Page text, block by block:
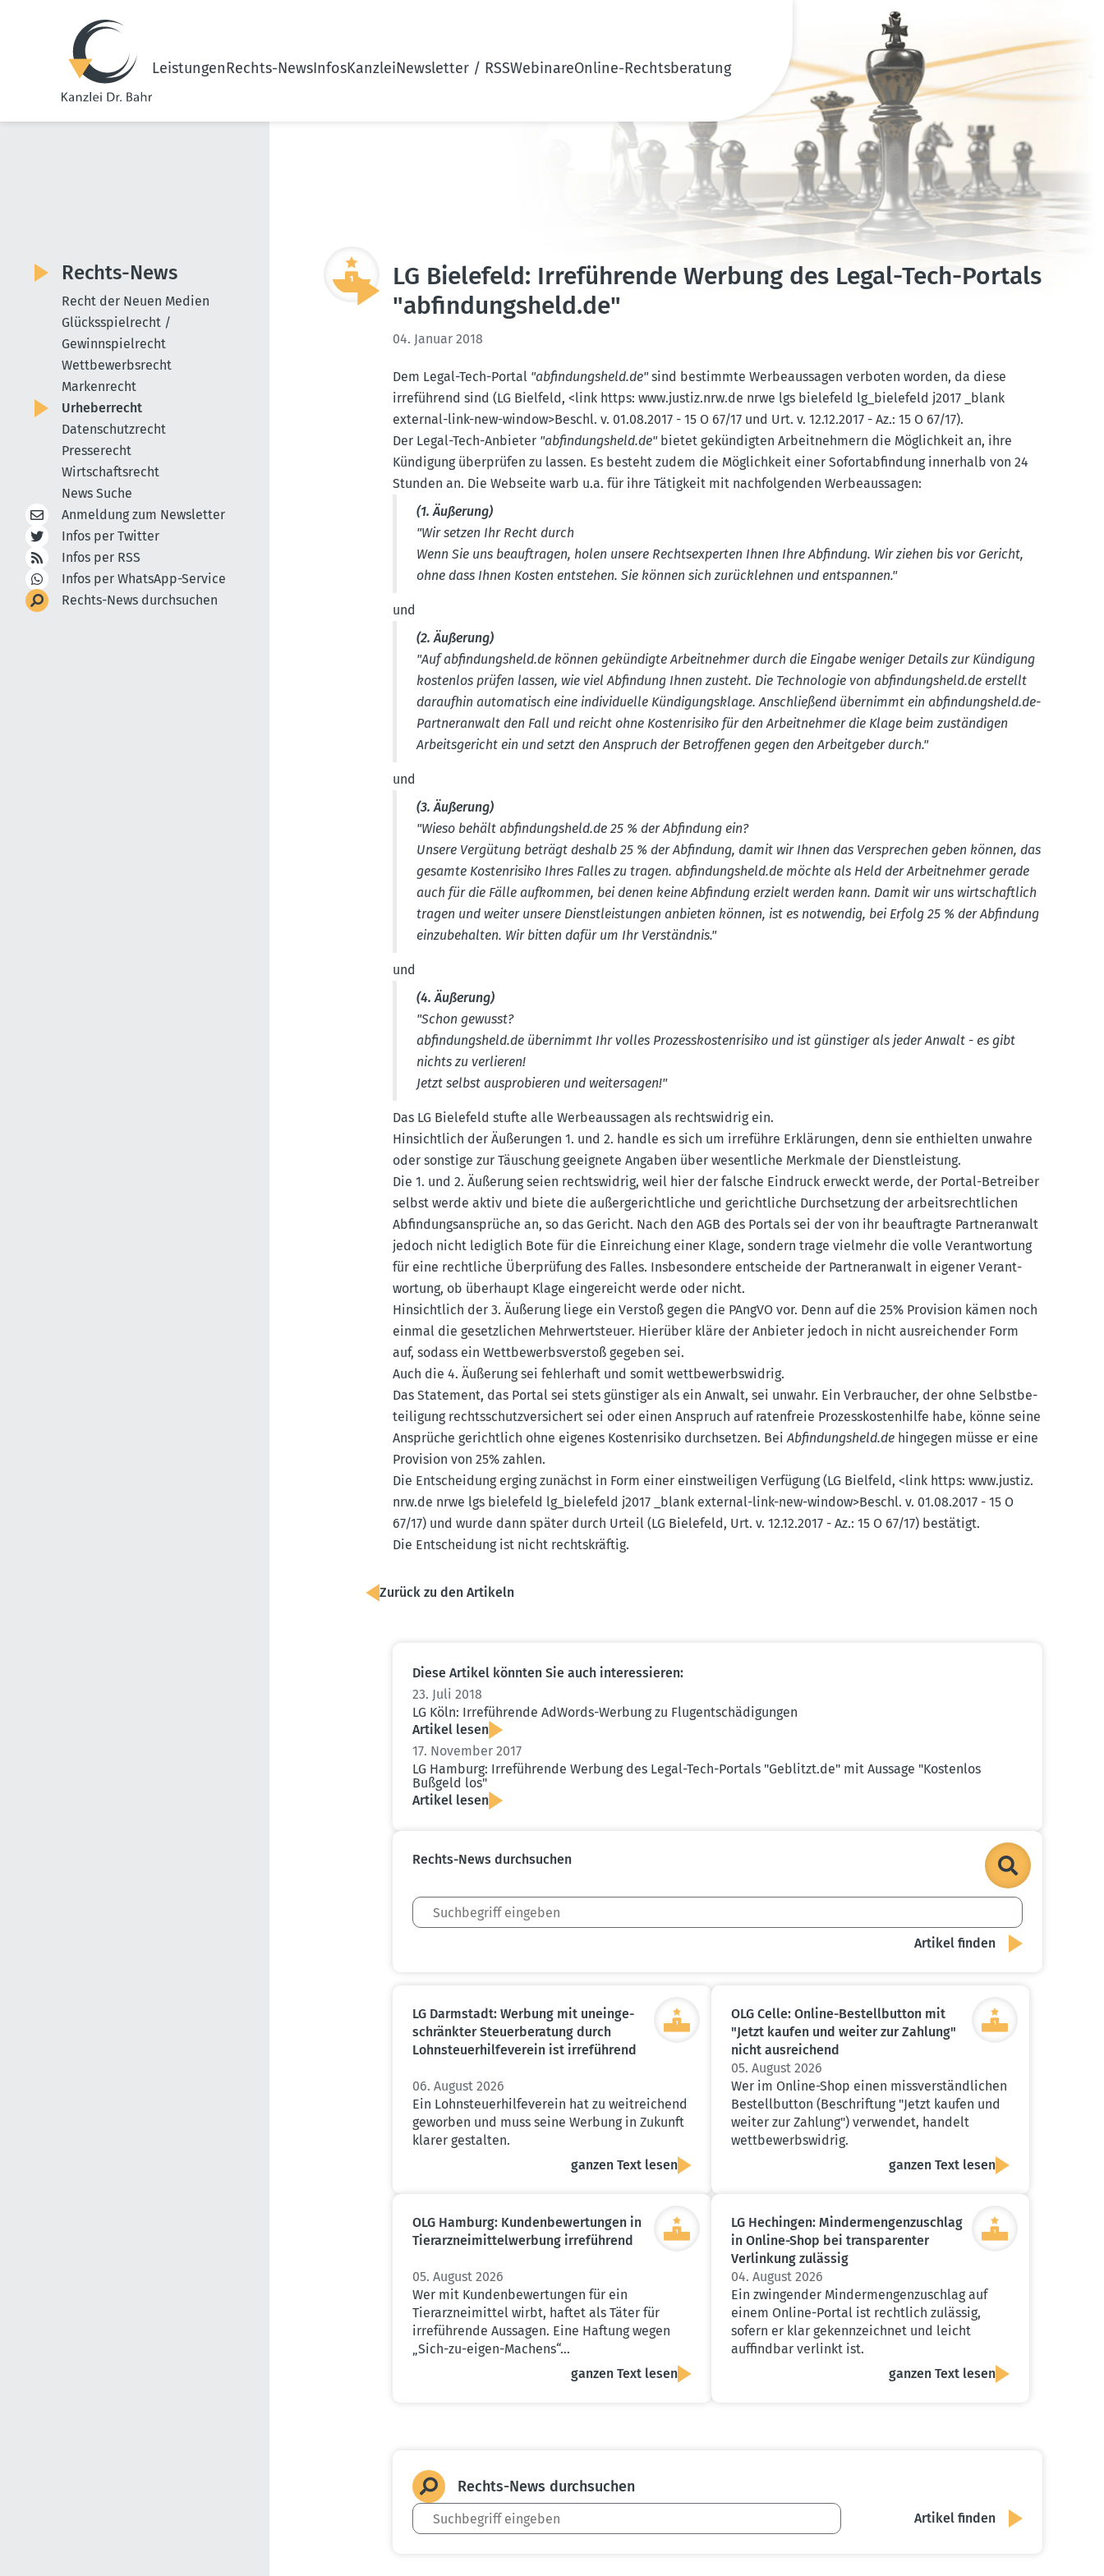
LeistungenRechts-NewsInfosKanzleiNewsletter / RSSWebinareOnline-Rechtsberatung
LG Bielefeld: Irrefüh­rende Werbung des Legal-Tech-Portals
"abfin­dungsheld.de"
04. Januar 2018
Dem Legal-Tech-Portal "abfin­dungsheld.de"sind bestimmte Werbe­aus­sagen verboten worden, da diese
irreführend sind (LG Bielfeld, <link https: www.​justiz.​nrw.​de nrwe lgs bielefeld lg_bie­lefeld j2017 _blank
external-link-new-window>Beschl. v. 01.08.2017 - 15 O 67/17 und Urt. v. 12.12.2017 - Az.: 15 O 67/17).
Der Legal-Tech-Anbieter "abfin­dungsheld.de"bietet gekün­digten Arbeit­nehmern die Möglichkeit an, ihre
Kündigung überprüfen zu lassen. Es besteht zudem die Möglichkeit einer Sofort­ab­findung innerhalb von 24
Stunden an. Die Webseite warb u.a. für ihre Tätigkeit mit nachfol­genden Werbe­aus­sagen:
(1. Äußerung)
"Wir setzen Ihr Recht durch
Wenn Sie uns beauf­tragen, holen unsere Rechts­ex­perten Ihnen Ihre Abfindung. Wir ziehen bis vor Gericht,
ohne dass Ihnen Kosten entstehen. Sie können sich zurück­lehnen und entspannen."
und
(2. Äußerung)
"Auf abfin­dungsheld.de können gekün­digte Arbeit­nehmer durch die Eingabe weniger Details zur Kündigung
kostenlos prüfen lassen, wie viel Abfindung Ihnen zusteht. Die Techno­logie von abfin­dungsheld.de erstellt
daraufhin automa­tisch eine indivi­duelle Kündi­gungs­klage. Anschließend übernimmt ein abfin­dungsheld.de-
Partner­anwalt den Fall und reicht ohne Kosten­risiko für den Arbeit­nehmer die Klage beim zustän­digen
Arbeits­ge­richt ein und setzt den Anspruch der Betrof­fenen gegen den Arbeit­geber durch."
und
(3. Äußerung)
"Wieso behält abfin­dungsheld.de 25 % der Abfindung ein?
Unsere Vergütung beträgt deshalb 25 % der Abfindung, damit wir Ihnen das Versprechen geben können, das
gesamte Kosten­risiko Ihres Falles zu tragen.abfin­dungsheld.de möchte als Held der Arbeit­nehmer gerade
auch für die Fälle aufkommen, bei denen keine Abfindung erzielt werden kann. Damit wir uns wirtschaftlich
tragen und weiter unsere Dienst­leis­tungen anbieten können, ist es notwendig, bei Erfolg 25 % der Abfindung
einzu­be­halten. Wir bitten dafür um Ihr Verständnis."
und
(4. Äußerung)
"Schon gewusst?
abfin­dungsheld.de übernimmt Ihr volles Prozess­kos­ten­risiko und ist günstiger als jeder Anwalt - es gibt
nichts zu verlieren!
Jetzt selbst auspro­bieren und weiter­sagen!"
Das LG Bielefeld stufte alle Werbe­aus­sagen als rechts­widrig ein.
Hinsichtlich der Äußerungen 1. und 2. handle es sich um irreführe Erklä­rungen, denn sie enthielten unwahre
oder sonstige zur Täuschung geeignete Angaben über wesent­liche Merkmale der Dienst­leistung.
Die 1. und 2. Äußerung seien rechts­widrig, weil hier der falsche Eindruck erweckt werde, der Portal-Betreiber
selbst werde aktiv und biete die außer­ge­richt­liche und gericht­liche Durch­setzung der arbeits­recht­lichen
Abfin­dungs­an­sprüche an, so das Gericht. Nach den AGB des Portals sei der von ihr beauf­tragte Partner­anwalt
jedoch nicht lediglich Bote für die Einrei­chung einer Klage, sondern trage vielmehr die volle Verant­wortung
für eine recht­liche Überprüfung des Falles. Insbe­sondere entscheide der Partner­anwalt in eigener Verant­
wortung, ob überhaupt Klage einge­reicht werde oder nicht.
Hinsichtlich der 3. Äußerung liege ein Verstoß gegen die PAngVO vor. Denn auf die 25% Provision kämen noch
einmal die gesetz­lichen Mehrwert­steuer. Hierüber kläre der Anbieter jedoch in nicht ausrei­chender Form
auf, sodass ein Wettbe­werbs­verstoß gegeben sei.
Auch die 4. Äußerung sei fehlerhaft und somit wettbe­werbs­widrig.
Das Statement, das Portal sei stets günstiger als ein Anwalt, sei unwahr. Ein Verbraucher, der ohne Selbst­be­
tei­ligung rechts­schutz­ver­si­chert sei oder einen Anspruch auf raten­freie Prozess­kos­ten­hilfe habe, könne seine
Ansprüche gerichtlich ohne eigenes Kosten­risiko durch­setzen. BeiAbfin­dungsheld.de hingegen müsse er eine
Provision von 25% zahlen.
Die Entscheidung erging zunächst in Form einer einst­wei­ligen Verfügung (LG Bielfeld, <link https: www.​justiz.​
nrw.​de nrwe lgs bielefeld lg_bie­lefeld j2017 _blank external-link-new-window>Beschl. v. 01.08.2017 - 15 O
67/17) und wurde dann später durch Urteil (LG Bielefeld, Urt. v. 12.12.2017 - Az.: 15 O 67/17) bestätigt.
Die Entscheidung ist nicht rechts­kräftig.
Zurück zu den Artikeln
Diese Artikel könnten Sie auch inter­es­sieren:
23. Juli 2018
LG Köln: Irrefüh­rende AdWords-Werbung zu Flugent­schä­di­gungen
Artikel lesen
17. November 2017
LG Hamburg: Irrefüh­rende Werbung des Legal-Tech-Portals "Geblitzt.​de" mit Aussage "Kostenlos
Bußgeld los"
Artikel lesen
Rechts-News durch­suchen
LG Darmstadt: Werbung mit unein­ge­
schränkter Steuer­be­ratung durch
Lohnsteu­er­hil­fe­verein ist irreführend
06. August 2026
Ein Lohnsteuerhilfeverein hat zu weitreichend
geworben und muss seine Werbung in Zukunft
klarer gestalten.
ganzen Text lesen
OLG Celle: Online-Bestell­button mit
"Jetzt kaufen und weiter zur Zahlung"
nicht ausrei­chend
05. August 2026
Wer im Online-Shop einen missverständlichen
Bestellbutton (Beschriftung "Jetzt kaufen und
weiter zur Zahlung") verwendet, handelt
wettbewerbswidrig.
ganzen Text lesen
OLG Hamburg: Kunden­be­wer­tungen in
Tierarz­nei­mit­tel­werbung irreführend
05. August 2026
Wer mit Kundenbewertungen für ein
Tierarzneimittel wirbt, haftet als Täter für
irreführende Aussagen. Eine Haftung wegen
„Sich-zu-eigen-Machens“…
ganzen Text lesen
LG Hechingen: Minder­men­gen­zu­schlag
in Online-Shop bei trans­pa­renter
Verlinkung zulässig
04. August 2026
Ein zwingender Mindermengenzuschlag auf
einem Online-Portal ist rechtlich zulässig,
sofern er klar gekennzeichnet und leicht
auffindbar verlinkt ist.
ganzen Text lesen
Rechts-News durch­suchen
Rechts-News
Recht der Neuen Medien
Glücksspielrecht /
Gewinnspielrecht
Wettbewerbsrecht
Markenrecht
Urheberrecht
Datenschutzrecht
Presserecht
Wirtschaftsrecht
News Suche
Anmeldung zum Newsletter
Infos per Twitter
Infos per RSS
Infos per WhatsApp-Service
Rechts-News durchsuchen